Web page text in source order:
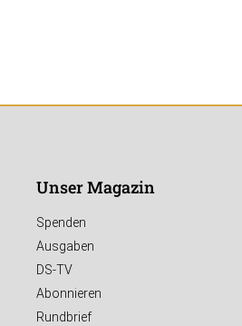
Unser Magazin
Spenden
Ausgaben
DS-TV
Abonnieren
Rundbrief